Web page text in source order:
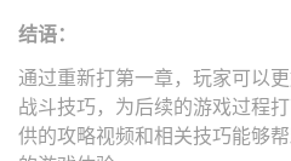
结语：
通过重新打第一章，玩家可以
战斗技巧，为后续的游戏过程
供的攻略视频和相关技巧能够